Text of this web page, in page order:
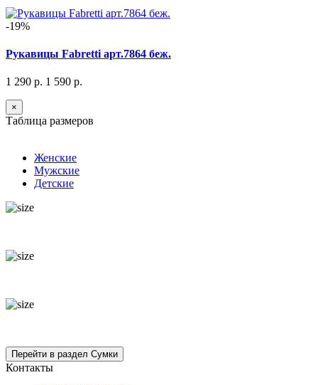
-19%
Рукавицы Fabretti арт.7864 беж.
1 290 р. 1 590 р.
×
Таблица размеров
Женские
Мужские
Детские
Контакты